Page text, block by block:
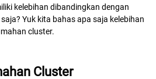
kelebihan dibandingkan dengan
Yuk kita bahas apa saja kelebihan
cluster.
Cluster